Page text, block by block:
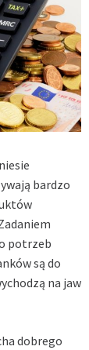
bardzo
potrzeb
są do
na jaw
dobrego